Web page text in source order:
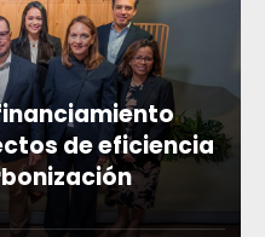
de eficiencia